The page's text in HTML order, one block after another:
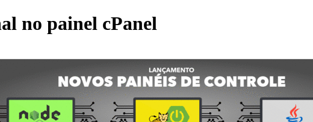
no painel cPanel